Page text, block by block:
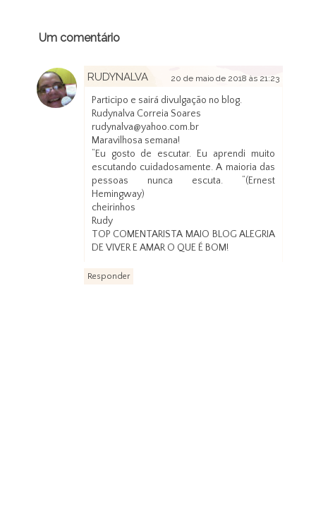
Um comentário
RUDYNALVA 20 de maio de 2018 às 21:23
Participo e sairá divulgação no blog.
Rudynalva Correia Soares
rudynalva@yahoo.com.br
Maravilhosa semana!
“Eu gosto de escutar. Eu aprendi muito
escutando cuidadosamente. A maioria das
pessoas nunca escuta. “(Ernest
Hemingway)
cheirinhos
Rudy
TOP COMENTARISTA MAIO BLOG ALEGRIA
DE VIVER E AMAR O QUE É BOM!
Responder